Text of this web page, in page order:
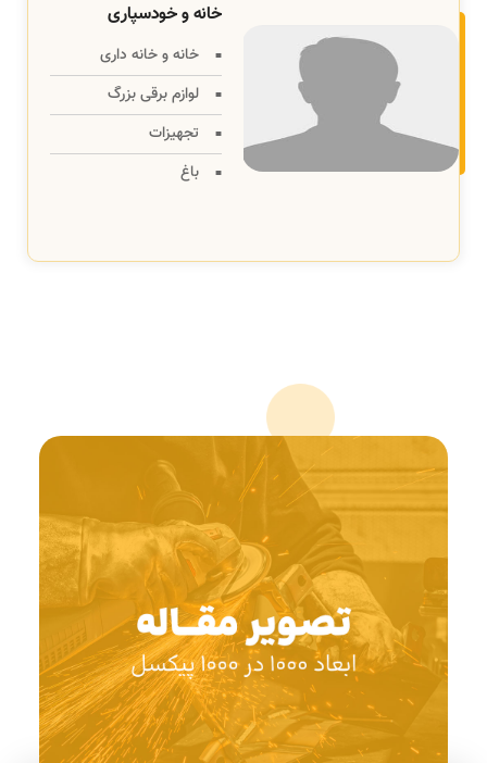
خانه و خودسپاری
خانه و خانه داری
لوازم برقی بزرگ
تجهیزات
باغ